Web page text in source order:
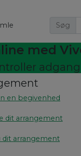
Søg
med
en begivenhed
dit arrangement
dit arrangement